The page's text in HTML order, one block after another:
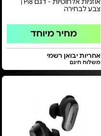
צבע לבחירה
מחיר מיוחד
אחריות יבואן רשמי
משלוח חינם